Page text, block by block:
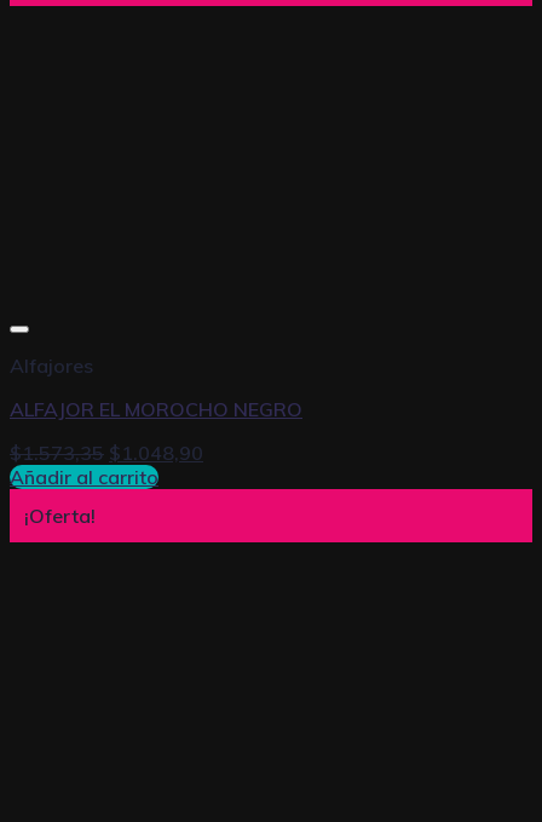
Alfajores
ALFAJOR EL MOROCHO NEGRO
$1.573,35 $ 1.048,90
Añadir al carrito
¡Oferta!